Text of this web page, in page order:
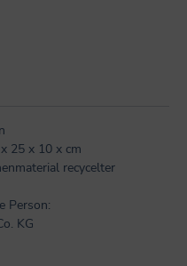
25 x 10 x cm
recycelter
Person:
KG